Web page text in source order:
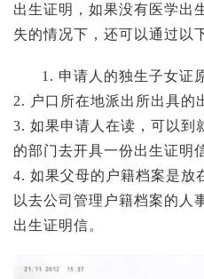
出生证明，如果没有医学出
失的情况下，还可以通过以
1. 申请人的独生子女证
2. 户口所在地派出所出具的
3. 如果申请人在读，可以到
的部门去开具一份出生证明
4. 如果父母的户籍档案是放
以去公司管理户籍档案的人
出生证明信。